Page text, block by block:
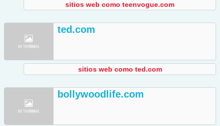
sitios web como teenvogue.com
ted.com
sitios web como ted.com
bollywoodlife.com